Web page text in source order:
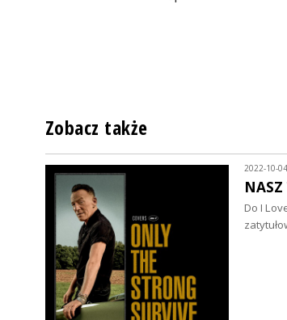
Zobacz także
2022-10-
Do I